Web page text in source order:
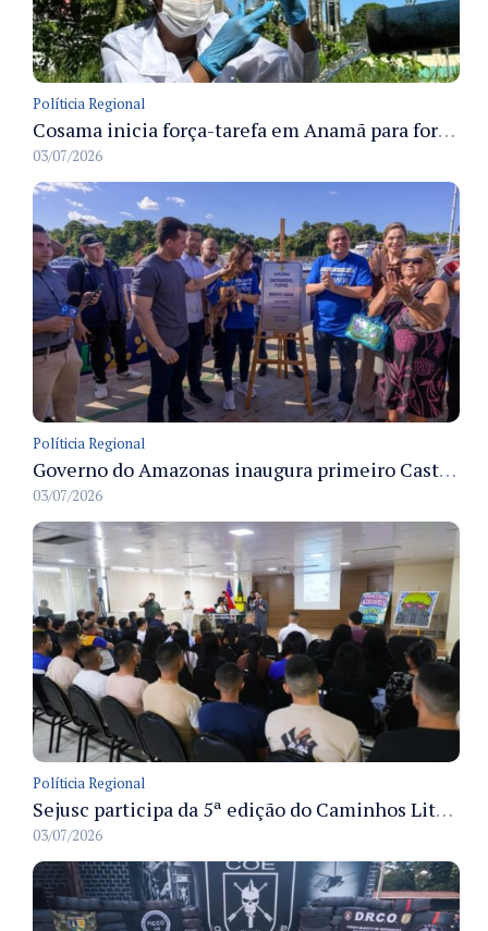
Políticia Regional
Cosama inicia força-tarefa em Anamã para fortalecer abastecimento de água e segurança hídrica da população
03/07/2026
Políticia Regional
Governo do Amazonas inaugura primeiro Castramóvel Fluvial para atendimento veterinário às comunidades ribeirinhas e castração gratuita
03/07/2026
Políticia Regional
Sejusc participa da 5ª edição do Caminhos Literários com foco na cultura hip-hop nas unidades socioeducativas
03/07/2026